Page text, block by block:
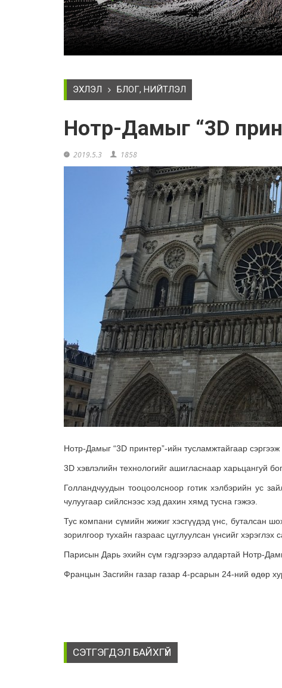
ЭХЛЭЛ БЛОГ, НИЙТЛЭЛ
Нотр-Дамыг “3D
2019.5.3 1858
Нотр-Дамыг “3D принтер”-ийн тусламжтайгаар
3D хэвлэлийн технологийг ашигласнаар харьцангуй
Голландчуудын тооцоолсноор готик хэлбэрийн ус
чулуугаар сийлснээс хэд дахин хямд тусна гэжээ.
Тус компани сүмийн жижиг хэсгүүдэд үнс, буталсан
зорилгоор тухайн газраас цуглуулсан үнсийг хэрэглэх
Парисын Дарь эхийн сүм гэдгээрээ алдартай Нотр-
Францын Засгийн газар газар 4-рсарын 24-ний өдөр
СЭТГЭГДЭЛ БАЙХГҮЙ